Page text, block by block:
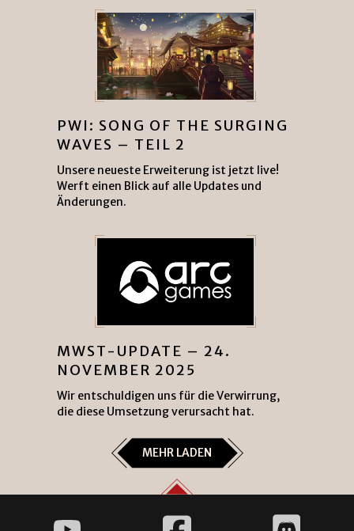
PWI: SONG OF THE SURGING
WAVES – TEIL 2
Unsere neueste Erweiterung ist jetzt live!
Werft einen Blick auf alle Updates und
Änderungen.
MWST-UPDATE – 24.
NOVEMBER 2025
Wir entschuldigen uns für die Verwirrung,
die diese Umsetzung verursacht hat.
MEHR LADEN